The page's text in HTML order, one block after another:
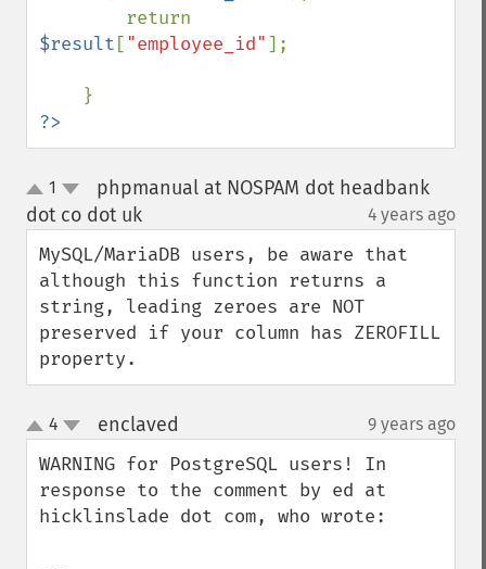
$result ["employee_id"];
?>
up
down
1
phpmanual at NOSPAM dot headbank
dot co dot uk
4 years ago
MySQL/MariaDB users, be aware that
although this function returns a
string, leading zeroes are NOT
preserved if your column has ZEROFILL
property.
up
down
4 enclaved 9 years ago
WARNING for PostgreSQL users! In
response to the comment by ed at
hicklinslade dot com, who wrote: